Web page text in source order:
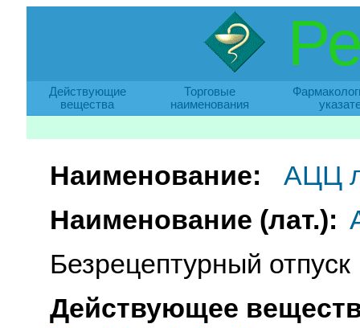
Действующие
вещества
Торговые
наименования
Наименование:
АЦЦ
Наименование (лат.):
Безрецептурный отпуск
Действующее